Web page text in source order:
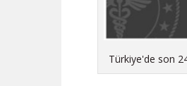
Türkiye'de son